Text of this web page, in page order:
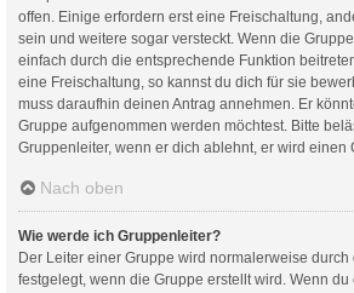
offen. Einige erfordern erst eine Freischaltung,
sein und weitere sogar versteckt. Wenn die
einfach durch die entsprechende Funktion
eine Freischaltung, so kannst du dich für sie
muss daraufhin deinen Antrag annehmen. Er
Gruppe aufgenommen werden möchtest. Bitte
Gruppenleiter, wenn er dich ablehnt, er wird einen
Nach oben
Wie werde ich Gruppenleiter?
Der Leiter einer Gruppe wird normalerweise
festgelegt, wenn die Gruppe erstellt wird. Wenn du